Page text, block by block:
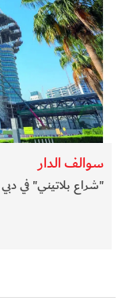
سوالف الدار
"شراع بلاتيني" في دبي